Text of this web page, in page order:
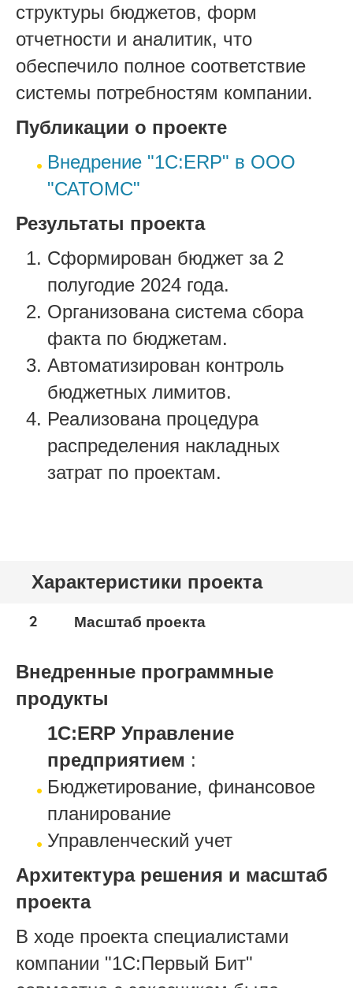
структуры бюджетов, форм
отчетности и аналитик, что
обеспечило полное соответствие
системы потребностям компании.
Публикации о проекте
Внедрение "1С:ERP" в ООО
"САТОМС"
Результаты проекта
Сформирован бюджет за 2
полугодие 2024 года.
Организована система сбора
факта по бюджетам.
Автоматизирован контроль
бюджетных лимитов.
Реализована процедура
распределения накладных
затрат по проектам.
Характеристики проекта
2 Масштаб проекта
Внедренные программные
продукты
1С:ERP Управление
предприятием :
Бюджетирование, финансовое
планирование
Управленческий учет
Архитектура решения и масштаб
проекта
В ходе проекта специалистами
компании "1С:Первый Бит"